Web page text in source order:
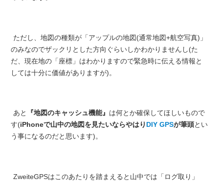
ただし、地図の種類が「アップルの地図(通常地図+航空写真)」
のみなのでザックリとした方向ぐらいしかわかりませんし(た
だ、現在地の「座標」はわかりますので緊急時に伝える情報と
しては十分に価値がありますが)。
あと 『地図のキャッシュ機能』 は何とか確保してほしいもので
す(iPhoneで山中の地図を見たいならやはり DIY GPSが筆頭とい
う事になるのだと思います)。
ZweiteGPSはこのあたりを踏まえると山中では「ログ取り」